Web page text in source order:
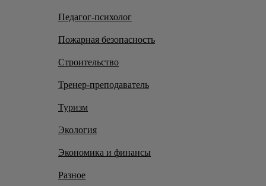
Педагог-психолог
Пожарная безопасность
Строительство
Тренер-преподаватель
Туризм
Экология
Экономика и финансы
Разное